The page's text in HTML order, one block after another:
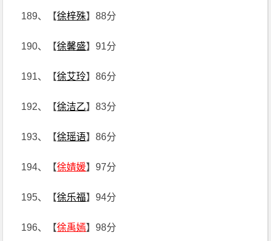
189、【徐梓殊】88分
190、【徐馨盛】91分
191、【徐艾玲】86分
192、【徐洁乙】83分
193、【徐瑶语】86分
194、【徐婧媛】97分
195、【徐乐福】94分
196、【徐禹嫣】98分